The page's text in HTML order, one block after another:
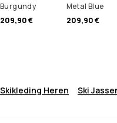
Burgundy
209,90 €
Metal Blue
209,90 €
Skikleding Heren Ski